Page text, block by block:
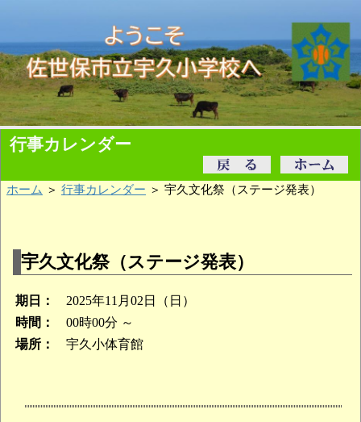
行事カレンダー
ホーム ＞ 行事カレンダー ＞ 宇久文化祭（ステージ発表）
宇久文化祭（ステージ発表）
期日：
2025年11月02日（日）
時間：
00時00分 ～
場所：
宇久小体育館